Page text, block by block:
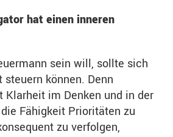
hat einen inneren
sein will, sollte sich
können. Denn
Klarheit im Denken und in der
Fähigkeit Prioritäten zu
zu verfolgen,